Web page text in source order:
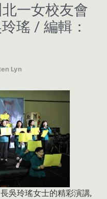
一女校友會
瑤 / 編輯：
Lyn
吳玲瑤女士的精彩演講,